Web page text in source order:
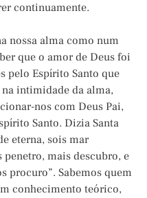
continuamente.
nossa alma como num
que o amor de Deus foi
pelo Espírito Santo que
na intimidade da alma,
nos com Deus Pai,
Santo. Dizia Santa
eterna, sois mar
mais descubro, e
procuro”. Sabemos quem
conhecimento teórico,